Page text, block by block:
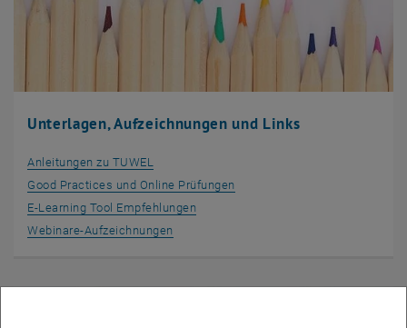
Unterlagen, Aufzeichnungen und Links
Anleitungen zu TUWEL
Good Practices und Online Prüfungen
E-​Learning Tool Empfehlungen
Webinare-Aufzeichnungen